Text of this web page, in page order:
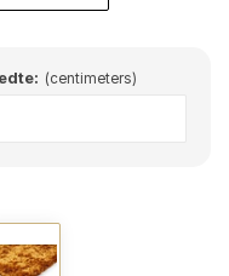
(centimeters)